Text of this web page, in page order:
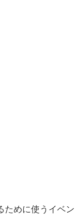
ために使うイベ